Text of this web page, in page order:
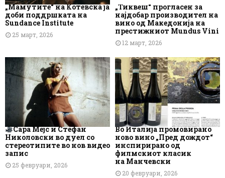
„Мамутите“ на Котевска ја
доби поддршката на
Sundance Institute
25 март, 2026
„Тиквеш“ прогласен за
најдобар производител на
вино од Македонија на
престижниот Mundus Vini
12 март, 2026
Сара Мејс и Стефан
Николовски во дуел со
стереотипите во нов видео
запис
25 февруари, 2026
Во Италија промовирано
ново вино „Пред дождот“
инспирирано од
филмскиот класик
на Манчевски
20 февруари, 2026